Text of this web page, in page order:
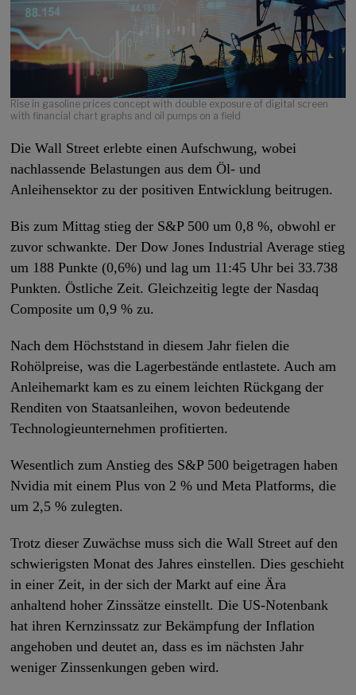
Rise in gasoline prices concept with double exposure of digital screen
with financial chart graphs and oil pumps on a field
Die Wall Street erlebte einen Aufschwung, wobei
nachlassende Belastungen aus dem Öl- und
Anleihensektor zu der positiven Entwicklung beitrugen.
Bis zum Mittag stieg der S&P 500 um 0,8 %, obwohl er
zuvor schwankte. Der Dow Jones Industrial Average stieg
um 188 Punkte (0,6%) und lag um 11:45 Uhr bei 33.738
Punkten. Östliche Zeit. Gleichzeitig legte der Nasdaq
Composite um 0,9 % zu.
Nach dem Höchststand in diesem Jahr fielen die
Rohölpreise, was die Lagerbestände entlastete. Auch am
Anleihemarkt kam es zu einem leichten Rückgang der
Renditen von Staatsanleihen, wovon bedeutende
Technologieunternehmen profitierten.
Wesentlich zum Anstieg des S&P 500 beigetragen haben
Nvidia mit einem Plus von 2 % und Meta Platforms, die
um 2,5 % zulegten.
Trotz dieser Zuwächse muss sich die Wall Street auf den
schwierigsten Monat des Jahres einstellen. Dies geschieht
in einer Zeit, in der sich der Markt auf eine Ära
anhaltend hoher Zinssätze einstellt. Die US-Notenbank
hat ihren Kernzinssatz zur Bekämpfung der Inflation
angehoben und deutet an, dass es im nächsten Jahr
weniger Zinssenkungen geben wird.